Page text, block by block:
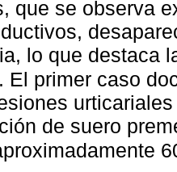
que se observa
lo que destaca
. El primer caso
de suero